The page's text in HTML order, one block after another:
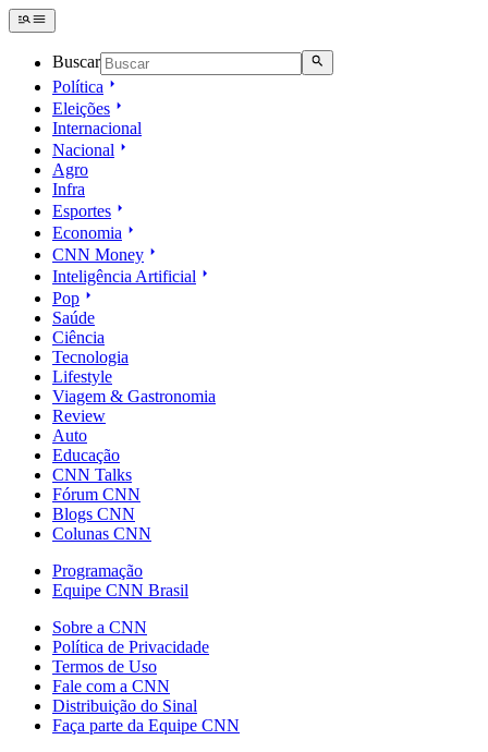
Buscar
Política
Eleições
Internacional
Nacional
Agro
Infra
Esportes
Economia
CNN Money
Inteligência Artificial
Pop
Saúde
Ciência
Tecnologia
Lifestyle
Viagem & Gastronomia
Review
Auto
Educação
CNN Talks
Fórum CNN
Blogs CNN
Colunas CNN
Programação
Equipe CNN Brasil
Sobre a CNN
Política de Privacidade
Termos de Uso
Fale com a CNN
Distribuição do Sinal
Faça parte da Equipe CNN